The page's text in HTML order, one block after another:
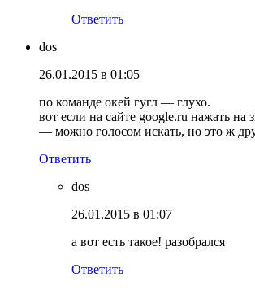
Ответить
dos
26.01.2015 в 01:05
по команде окей гугл — глухо.
вот если на сайте google.ru нажать на
— можно голосом искать, но это ж
Ответить
dos
26.01.2015 в 01:07
а вот есть такое! разобрался
Ответить